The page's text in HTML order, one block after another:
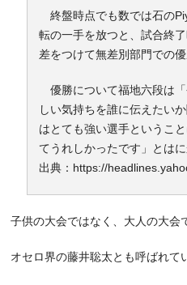
終盤時点でも数では石の
転の一手を放つと、試合終
差をつけて無差別部門での優
優勝について福地六段は
しい気持ちを誰に伝えたい
はとても強い選手というこ
てうれしかったです」とはに
出典：https://
子供の大会ではなく、大人の大会
オセロ界の藤井聡太とも呼ばれて